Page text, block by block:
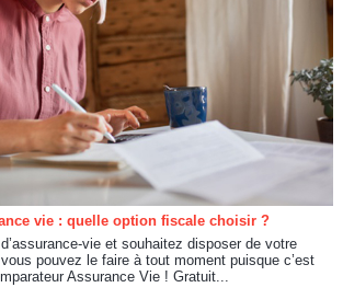
vie : quelle option fiscale choisir ?
vie et souhaitez disposer de votre
pouvez le faire à tout moment puisque c’est
Assurance Vie ! Gratuit...